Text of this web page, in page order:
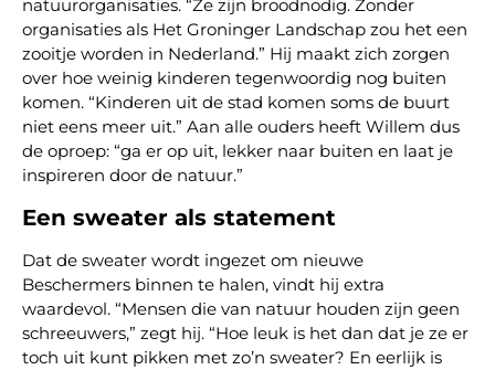
natuurorganisaties. “Ze zijn broodnodig. Zonder
organisaties als Het Groninger Landschap zou het een
zooitje worden in Nederland.” Hij maakt zich zorgen
over hoe weinig kinderen tegenwoordig nog buiten
komen. “Kinderen uit de stad komen soms de buurt
niet eens meer uit.” Aan alle ouders heeft Willem dus
de oproep: “ga er op uit, lekker naar buiten en laat je
inspireren door de natuur.”
Een sweater als statement
Dat de sweater wordt ingezet om nieuwe
Beschermers binnen te halen, vindt hij extra
waardevol. “Mensen die van natuur houden zijn geen
schreeuwers,” zegt hij. “Hoe leuk is het dan dat je ze er
toch uit kunt pikken met zo’n sweater? En eerlijk is